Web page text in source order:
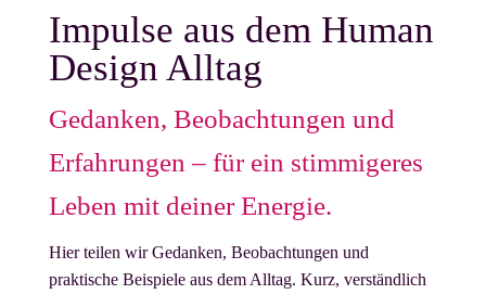
Impulse aus dem Human
Design Alltag
Gedanken, Beobachtungen und
Erfahrungen – für ein stimmigeres
Leben mit deiner Energie.
Hier teilen wir Gedanken, Beobachtungen und
praktische Beispiele aus dem Alltag. Kurz, verständlich